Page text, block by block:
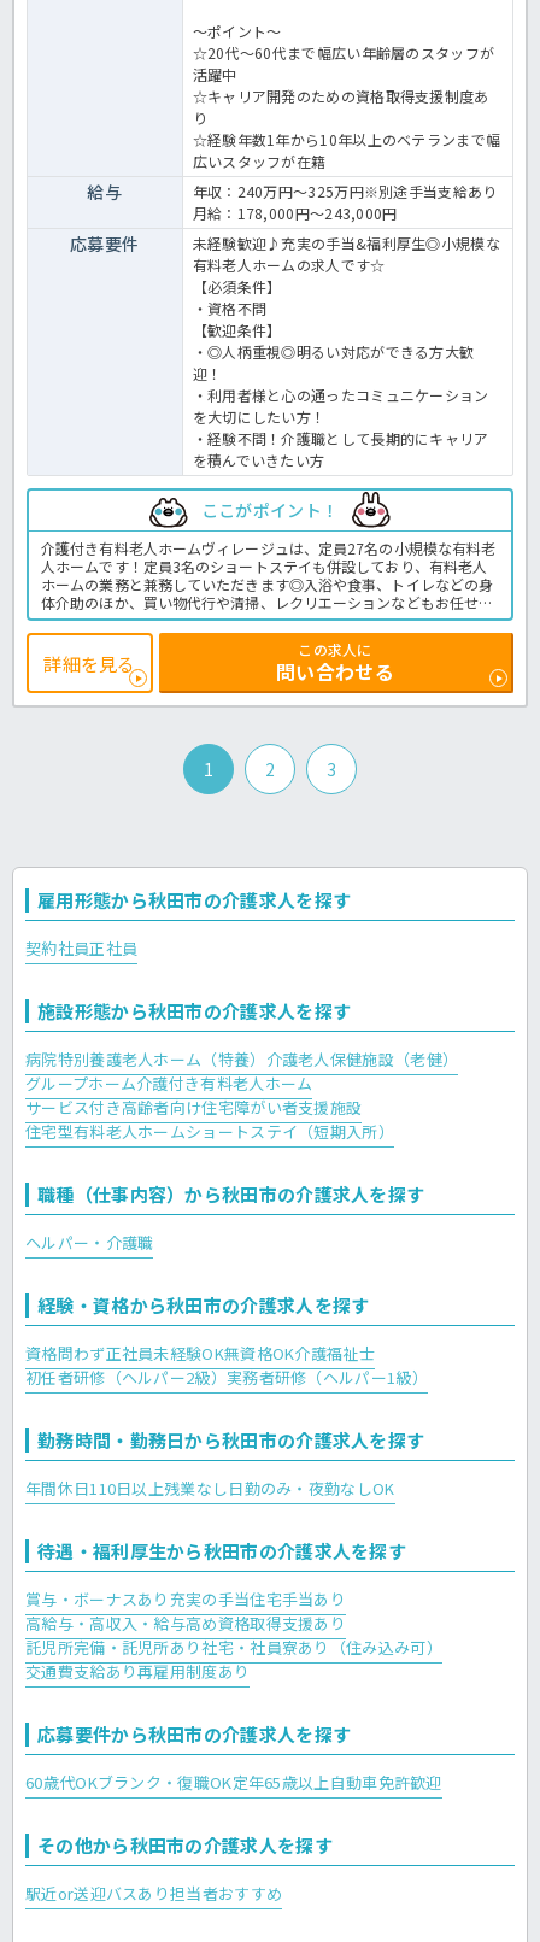
～ポイント～
☆20代～60代まで幅広い年齢層のスタッフが
活躍中
☆キャリア開発のための資格取得支援制度あ
り
☆経験年数1年から10年以上のベテランまで幅
広いスタッフが在籍
給与
年収：240万円～325万円※別途手当支給あり
月給：178,000円～243,000円
応募要件
未経験歓迎♪充実の手当&福利厚生◎小規模な
有料老人ホームの求人です☆
【必須条件】
・資格不問
【歓迎条件】
・◎人柄重視◎明るい対応ができる方大歓
迎！
・利用者様と心の通ったコミュニケーション
を大切にしたい方！
・経験不問！介護職として長期的にキャリア
を積んでいきたい方
ここがポイント！
介護付き有料老人ホームヴィレージュは、定員27名の小規模な有料老
人ホームです！定員3名のショートステイも併設しており、有料老人
ホームの業務と兼務していただきます◎入浴や食事、トイレなどの身
体介助のほか、買い物代行や清掃、レクリエーションなどもお任せし
ます！初任者研修以上の資格をお持ちの方であれば、経験は不問です
☆先輩スタッフが丁寧に教えてくれるので、少しずつできる業務を増
やしていってくださいね♪秋田県内でも珍しく、介護度の有無や介護
認定の結果に限らず、自立の方も受け入れしている施設ですので、幅
広い方々への介護のご経験を積んでいただけますよ◎65歳定年で、75
歳までの再雇用が可能ですので、50代～60代の方も活躍しています♪
い合わせください！有料老人ホームでの介護業務全般です。
＜介護職 正職員 有料老人ホームの求人＞
詳細を見る
この求人に
問い合わせる
1 2 3
雇用形態から秋田市の介護求人を探す
契約社員正社員
施設形態から秋田市の介護求人を探す
病院特別養護老人ホーム（特養） 介護老人保健施設（老健）
グループホーム介護付き有料老人ホーム
サービス付き高齢者向け住宅障がい者支援施設
住宅型有料老人ホームショートステイ（短期入所）
職種（仕事内容）から秋田市の介護求人を探す
ヘルパー・介護職
経験・資格から秋田市の介護求人を探す
資格問わず正社員未経験OK無資格OK介護福祉士
初任者研修（ヘルパー2級） 実務者研修（ヘルパー1級）
勤務時間・勤務日から秋田市の介護求人を探す
年間休日110日以上残業なし日勤のみ・夜勤なしOK
待遇・福利厚生から秋田市の介護求人を探す
賞与・ボーナスあり 充実の手当住宅手当あり
高給与・高収入・給与高め資格取得支援あり
託児所完備・託児所あり社宅・社員寮あり（住み込み可）
交通費支給あり再雇用制度あり
応募要件から秋田市の介護求人を探す
60歳代OKブランク・復職OK定年65歳以上自動車免許歓迎
その他から秋田市の介護求人を探す
駅近or送迎バスあり担当者おすすめ